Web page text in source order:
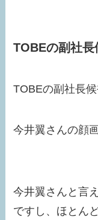
TOBEの副社
TOBEの副社長
今井翼さんの顔
今井翼さんと言
ですし、ほとん